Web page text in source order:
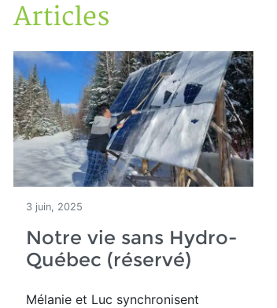
Accueil
Articles
Articles
3 juin, 2025
Notre vie sans Hydro-
Québec (réservé)
Mélanie et Luc synchronisent